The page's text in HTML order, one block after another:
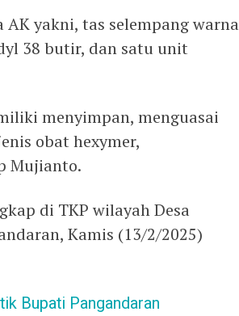
yakni, tas selempang warna
38 butir, dan satu unit
menyimpan, menguasai
obat hexymer,
Mujianto.
di TKP wilayah Desa
Kamis (13/2/2025)
Bupati Pangandaran